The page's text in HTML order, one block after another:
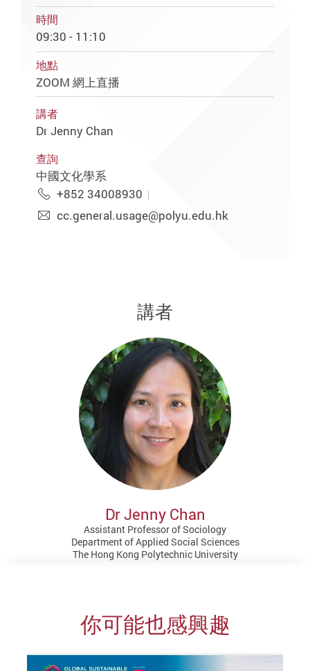
時間
09:30 - 11:10
地點
ZOOM 網上直播
講者
Dr Jenny Chan
查詢
中國文化學系
+852 34008930
cc.general.usage@polyu.edu.hk
講者
Dr Jenny Chan
Assistant Professor of Sociology
Department of Applied Social Sciences
The Hong Kong Polytechnic University
你可能也感興趣